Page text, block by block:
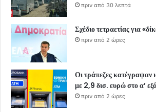
πριν από 30 λεπτά
Σχέδιο τετραετίας για
πριν από 2 ώρες
Οι τράπεζες κατέγραψαν
με 2,9 δισ. ευρώ στο α’
πριν από 2 ώρες